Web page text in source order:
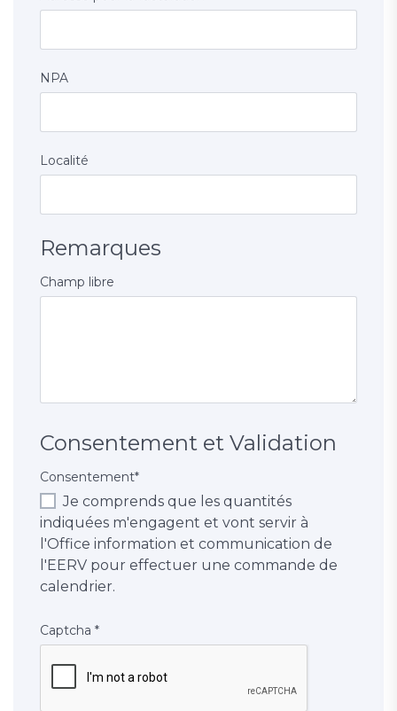
NPA
Localité
Remarques
Champ libre
Consentement et Validation
Consentement*
Je comprends que les quantités
indiquées m'engagent et vont servir à
l'Office information et communication de
l'EERV pour effectuer une commande de
calendrier.
Captcha *